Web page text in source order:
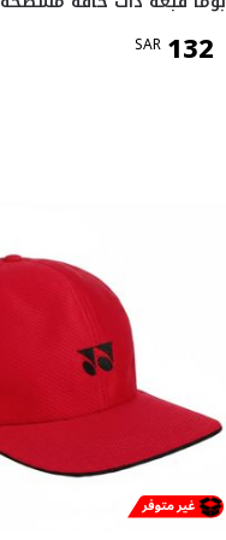
SAR 132